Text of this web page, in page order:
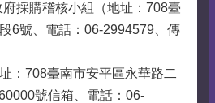
府採購稽核小組（地址：708臺
6號、電話：06-2994579、傳
：708臺南市安平區永華路二
號信箱、電話：06-